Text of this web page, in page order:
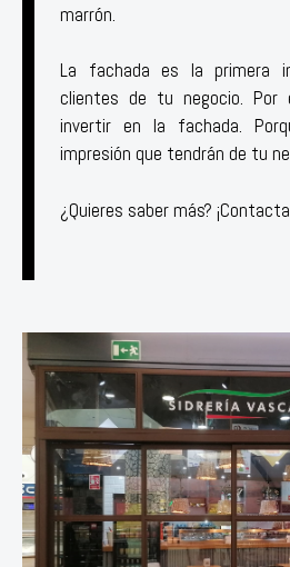
marrón.
La fachada es la primera
clientes de tu negocio.
invertir en la fachada.
impresión que tendrán de tu
¿Quieres saber más?